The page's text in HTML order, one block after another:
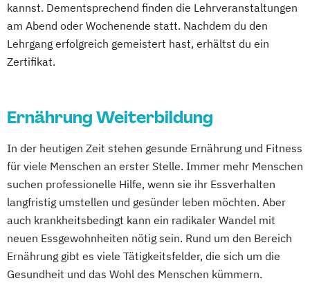
Mentaltrainer Ausbildung
Nordic Walking Trainer Ausbildung
Pilates Trainer Ausbildung
Reha Trainer
Wirbelsäulengymnastik Trainer Ausbildung
Yoga Trainer Ausbildung
kannst. Dementsprechend finden die Lehrveranstaltungen
am Abend oder Wochenende statt. Nachdem du den
Lehrgang erfolgreich gemeistert hast, erhältst du ein
Zertifikat.
Ernährung Weiterbildung
In der heutigen Zeit stehen gesunde Ernährung und Fitness
für viele Menschen an erster Stelle. Immer mehr Menschen
suchen professionelle Hilfe, wenn sie ihr Essverhalten
langfristig umstellen und gesünder leben möchten. Aber
auch krankheitsbedingt kann ein radikaler Wandel mit
neuen Essgewohnheiten nötig sein. Rund um den Bereich
Ernährung gibt es viele Tätigkeitsfelder, die sich um die
Gesundheit und das Wohl des Menschen kümmern.